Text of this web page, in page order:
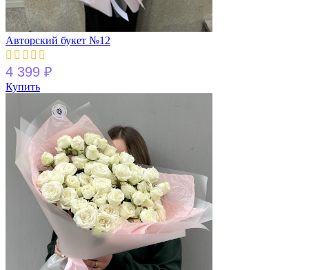
Авторский букет №12
4 399 ₽
Купить